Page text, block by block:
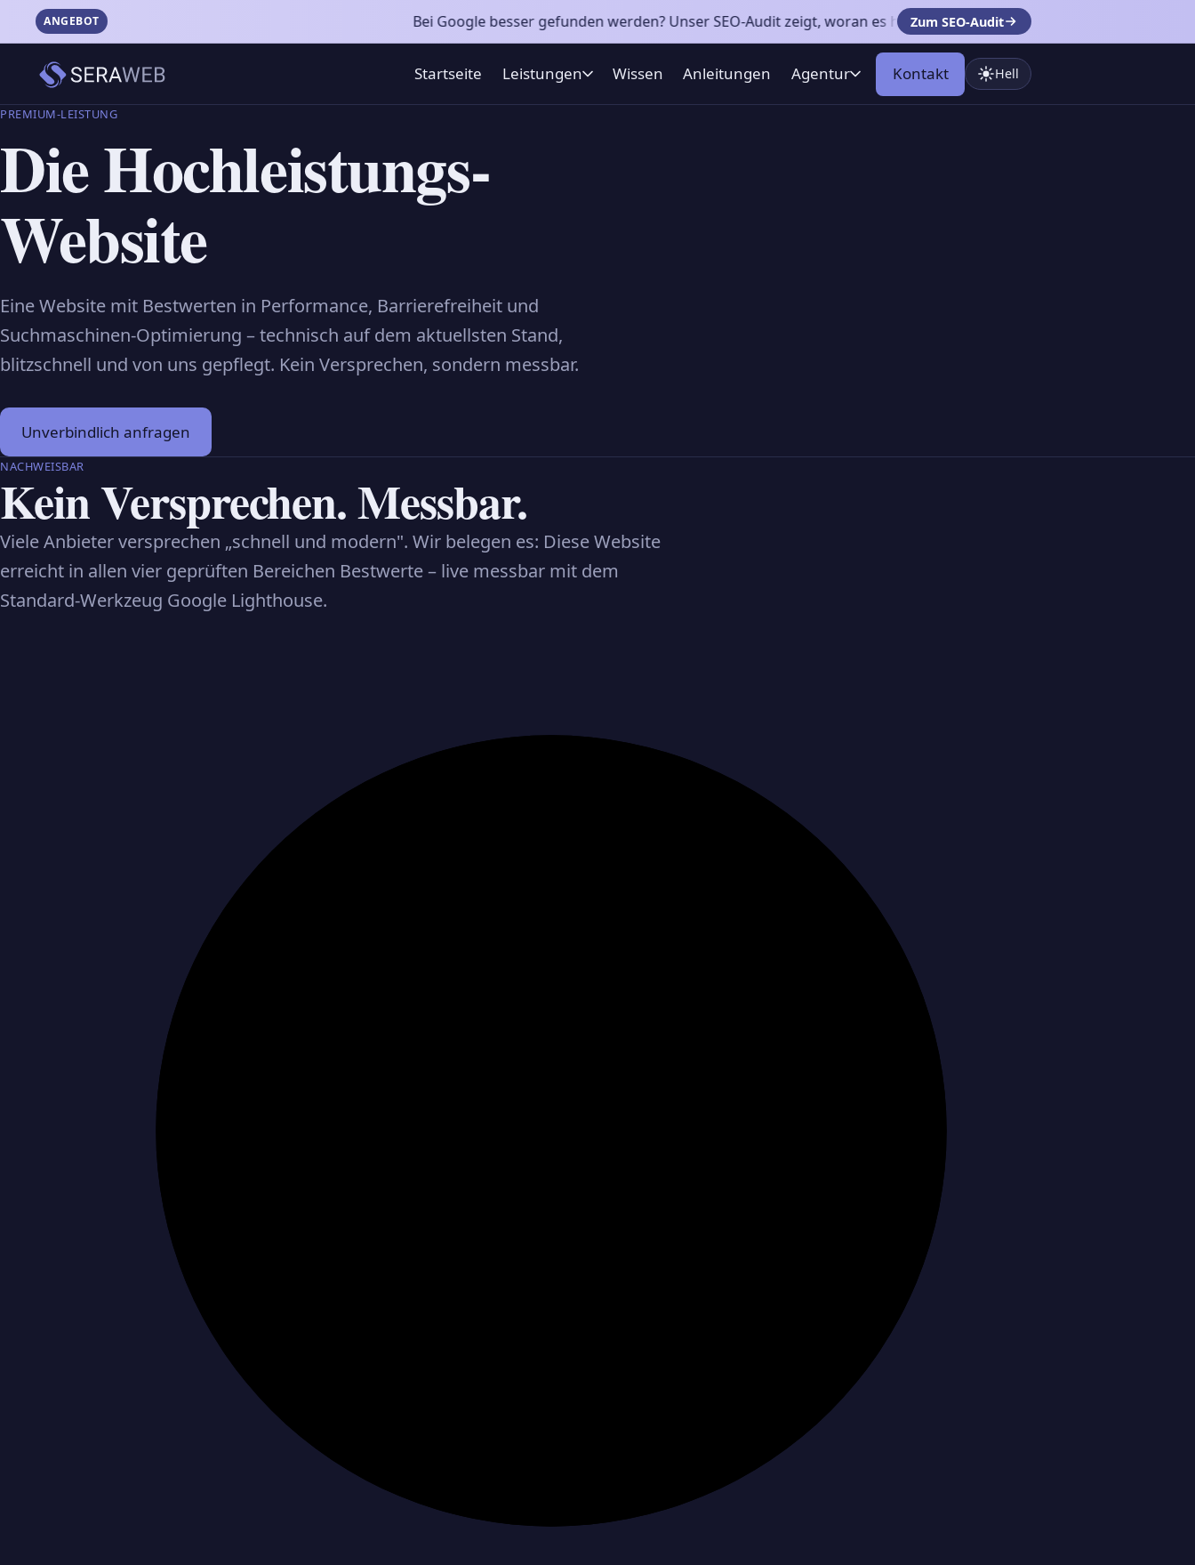
ANGEBOT Bei Google besser gefunden werden? Unser SEO-Audit zeigt, woran es hakt – konkret und priorisiert.
Zum SEO-Audit
SERAWEB – Startseite Startseite Leistungen Wissen Anleitungen Agentur Kontakt Hell
PREMIUM-LEISTUNG
Die Hochleistungs-
Website
Eine Website mit Bestwerten in Performance, Barrierefreiheit und
Suchmaschinen-Optimierung – technisch auf dem aktuellsten Stand,
blitzschnell und von uns gepflegt. Kein Versprechen, sondern messbar.
Unverbindlich anfragen
NACHWEISBAR
Kein Versprechen. Messbar.
Viele Anbieter versprechen „schnell und modern". Wir belegen es: Diese Website
erreicht in allen vier geprüften Bereichen Bestwerte – live messbar mit dem
Standard-Werkzeug Google Lighthouse.